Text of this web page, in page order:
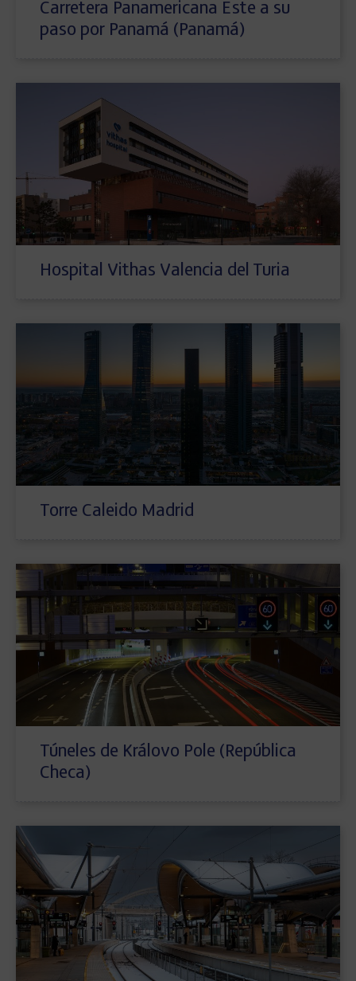
Carretera Panamericana Este a su
paso por Panamá (Panamá)
Hospital Vithas Valencia del Turia
Torre Caleido Madrid
Túneles de Královo Pole (República
Checa)